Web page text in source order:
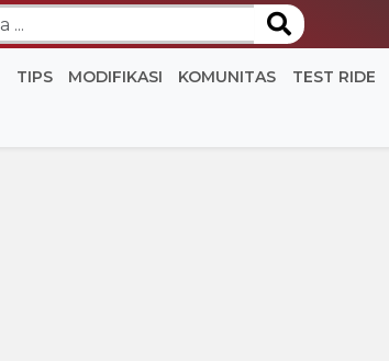
TIPS MODIFIKASI KOMUNITAS TEST RIDE